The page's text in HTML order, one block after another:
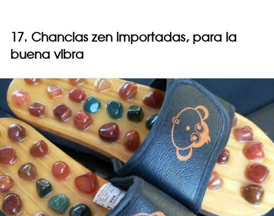
17. Chanclas zen importadas, para la
buena vibra